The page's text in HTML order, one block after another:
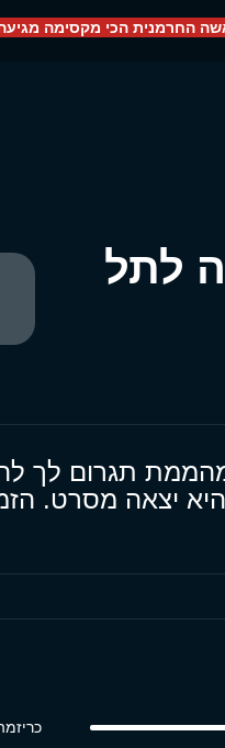
החרמנית הכי מקסימה
לתל
תגרום לך
היא יצאה מסרט.